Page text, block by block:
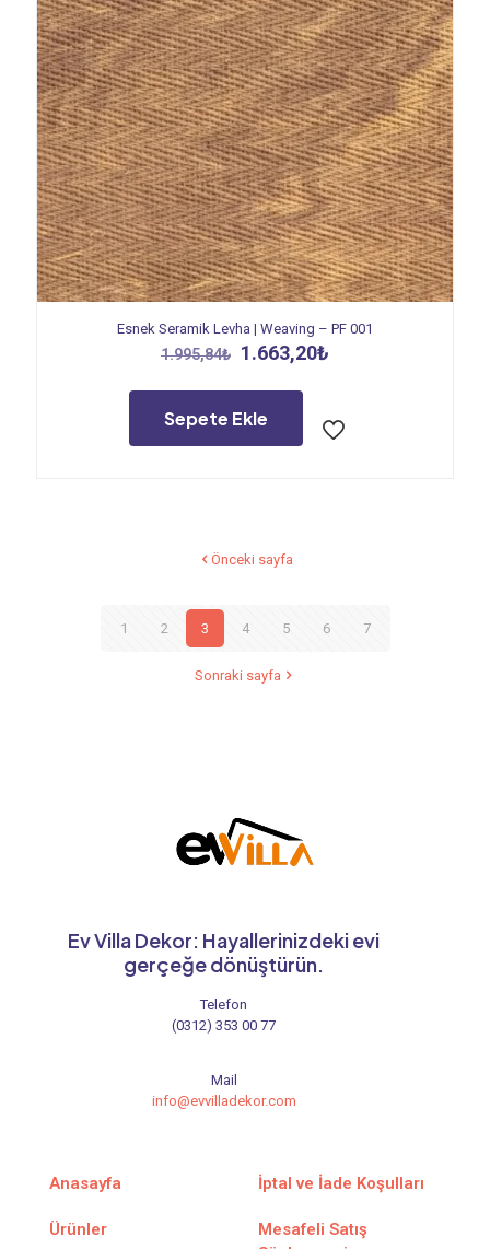
Esnek Seramik Levha | Weaving – PF 001
1.995,84₺ Orijinal
1.995,84₺.
1.663,20₺
Sepete Ekle
Önceki sayfa
1 2 3 4 5 6 7
Sonraki sayfa
Ev Villa Dekor: Hayallerinizdeki evi
gerçeğe dönüştürün.
Telefon
(0312) 353 00 77
Mail
info@evvilladekor.com
Anasayfa
Ürünler
İptal ve İade Koşulları
Mesafeli Satış